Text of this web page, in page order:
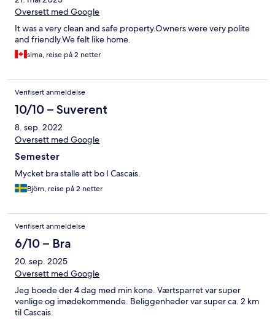
Oversett med Google
It was a very clean and safe property.Owners were very polite
and friendly.We felt like home.
sima, reise på 2 netter
Verifisert anmeldelse
10/10 – Suverent
8. sep. 2022
Oversett med Google
Semester
Mycket bra stalle att bo I Cascais.
Björn, reise på 2 netter
Verifisert anmeldelse
6/10 – Bra
20. sep. 2025
Oversett med Google
Jeg boede der 4 dag med min kone. Værtsparret var super
venlige og imødekommende. Beliggenheder var super ca. 2 km
til Cascais.